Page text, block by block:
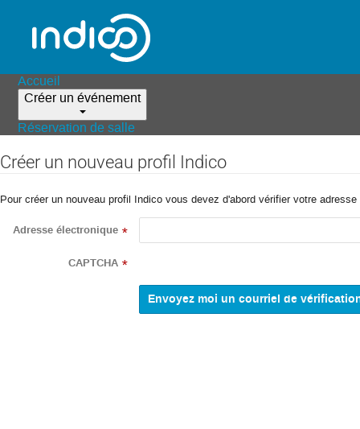
Accueil
Créer un événement
Réservation de salle
Créer un nouveau profil Indico
Pour créer un nouveau profil Indico vous devez d'abord vérifier votre
Adresse électronique *
CAPTCHA *